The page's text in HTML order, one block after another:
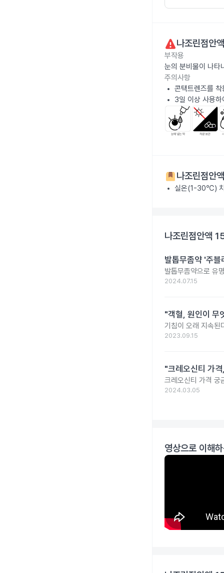
나조린점안
부작용
눈의 분비물이 나타
주의사항
콘택트렌즈를
3일 이상 사용
나조린점안
실온(1-30℃)
나조린점안액
발톱무좀약 '주
발톱무좀약으로 유
2024.07.15
"객혈, 원인이 무
기침이 오래 지속된
2023.09.15
"크레오신티 가
크레오신티 가격 궁
2024.03.05
영상으로 이해